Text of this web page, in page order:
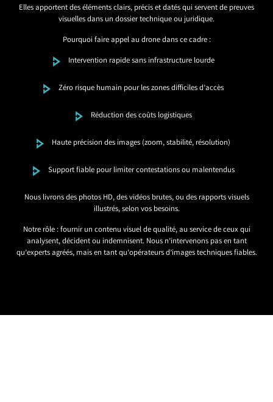
Elles apportent des éléments clairs, précis et datés qui servent de preuves
visuelles dans un dossier technique ou juridique.
Pourquoi faire appel au drone dans ce cadre :
Intervention rapide sans infrastructure lourde
Zéro risque humain pour les zones difficiles d’accès
Réduction des coûts logistiques
Haute précision des images (zoom, stabilité, résolution)
Support fiable pour limiter contestations ou malentendus
Nous livrons des photos HD, des vidéos brutes, ou des rapports visuels
illustrés, selon vos besoins.
Notre rôle : fournir un contenu visuel de qualité, au service de ceux qui
analysent, décident ou indemnisent. Nous n’intervenons pas en tant
qu’experts agréés, mais en tant qu’opérateurs d’images techniques fiables.